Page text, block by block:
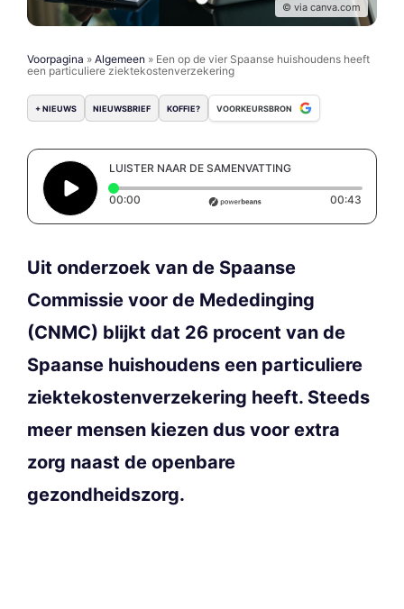
© via canva.com
Voorpagina » Algemeen » Een op de vier Spaanse huishoudens heeft
een particuliere ziektekostenverzekering
+ NIEUWS NIEUWSBRIEF KOFFIE? VOORKEURSBRON
LUISTER NAAR DE SAMENVATTING
00:00 Elapsed time: 0 seconds 00:43
Uit onderzoek van de Spaanse
Commissie voor de Mededinging
(CNMC) blijkt dat 26 procent van de
Spaanse huishoudens een particuliere
ziektekostenverzekering heeft. Steeds
meer mensen kiezen dus voor extra
zorg naast de openbare
gezondheidszorg.